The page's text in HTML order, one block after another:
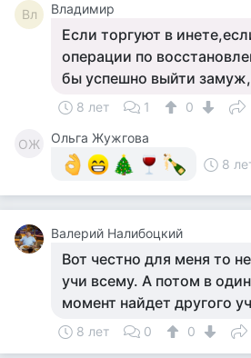
Вл Владимир
Если торгуют в
операции по
бы успешно выйти
8 лет 1 0
ОЖ
Ольга Жужгова
8
Валерий Налибоцкий
Вот честно для меня то
учи всему. А потом в
момент найдет другого
8 лет 0 0